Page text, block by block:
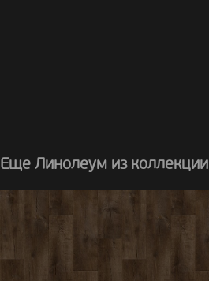
Еще Линолеум из